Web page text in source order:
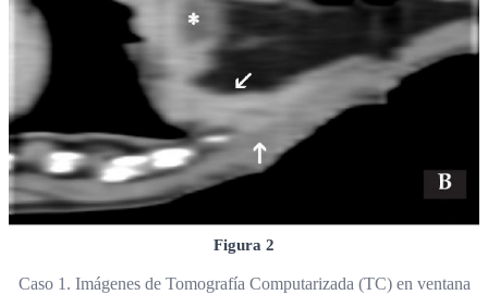
Figura 2
Caso 1. Imágenes de Tomografía Computarizada (TC) en ventana